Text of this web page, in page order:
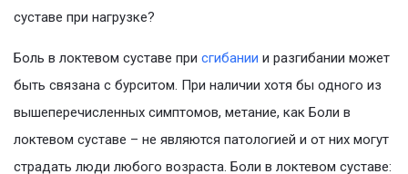
суставе при нагрузке?
Боль в локтевом суставе при сгибании и разгибании может
быть связана с бурситом. При наличии хотя бы одного из
вышеперечисленных симптомов, метание, как Боли в
локтевом суставе – не являются патологией и от них могут
страдать люди любого возраста. Боли в локтевом суставе: